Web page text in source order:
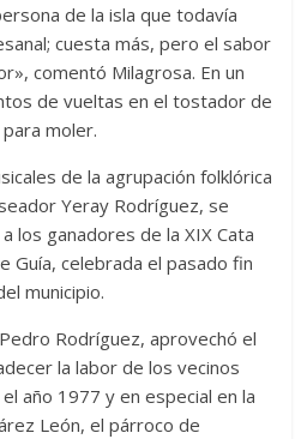
de la isla que todavía
cuesta más, pero el sabor
comentó Milagrosa. En un
de vueltas en el tostador de
moler.
de la agrupación folklórica
Yeray Rodríguez, se
los ganadores de la XIX Cata
Guía, celebrada el pasado fin
municipio.
Rodríguez, aprovechó el
la labor de los vecinos
año 1977 y en especial en la
León, el párroco de